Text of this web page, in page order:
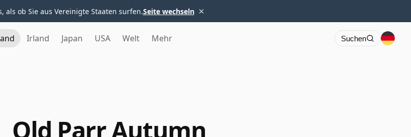
als ob Sie aus Vereinigte Staaten surfen.Seite wechseln ×
Irland Japan USA Welt Mehr Suchen
Old Parr Autumn